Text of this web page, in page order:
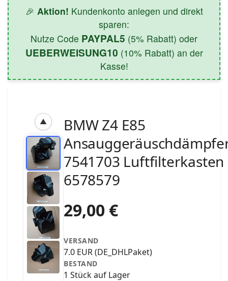
🎉 Aktion! Kundenkonto anlegen und direkt
sparen:
Nutze Code PAYPAL5 (5% Rabatt) oder
UEBERWEISUNG10 (10% Rabatt) an der
Kasse!
▲
BMW Z4 E85
7541703 Luftfilterkasten
6578579
29,00 €
VERSAND
7.0 EUR (DE_DHLPaket)
BESTAND
1 Stück auf Lager